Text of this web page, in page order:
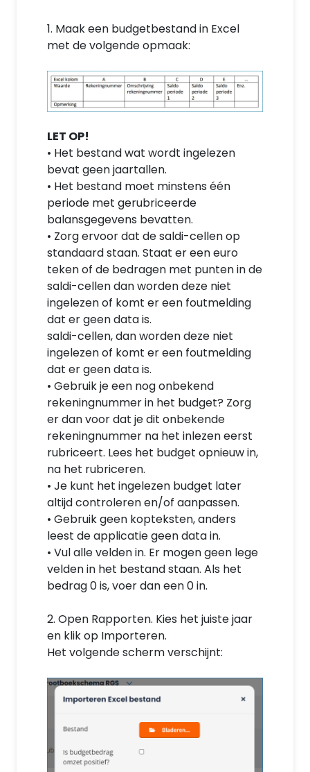
1. Maak een budgetbestand in Excel
met de volgende opmaak:
LET OP!
• Het bestand wat wordt ingelezen
bevat geen jaartallen.
• Het bestand moet minstens één
periode met gerubriceerde
balansgegevens bevatten.
• Zorg ervoor dat de saldi-cellen op
standaard staan. Staat er een euro
teken of de bedragen met punten in de
saldi-cellen dan worden deze niet
ingelezen of komt er een foutmelding
dat er geen data is.
saldi-cellen, dan worden deze niet
ingelezen of komt er een foutmelding
dat er geen data is.
• Gebruik je een nog onbekend
rekeningnummer in het budget? Zorg
er dan voor dat je dit onbekende
rekeningnummer na het inlezen eerst
rubriceert. Lees het budget opnieuw in,
na het rubriceren.
• Je kunt het ingelezen budget later
altijd controleren en/of aanpassen.
• Gebruik geen kopteksten, anders
leest de applicatie geen data in.
• Vul alle velden in. Er mogen geen lege
velden in het bestand staan. Als het
bedrag 0 is, voer dan een 0 in.
2. Open Rapporten. Kies het juiste jaar
en klik op Importeren.
Het volgende scherm verschijnt: